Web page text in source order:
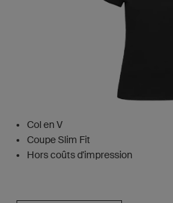
Col en V
Coupe Slim Fit
Hors coûts d'impression